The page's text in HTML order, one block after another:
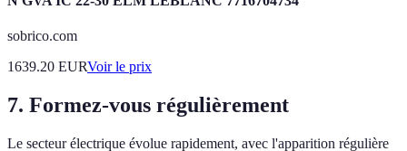
sobrico.com
1639.20 EURVoir le prix
7. Formez-vous régulièrement
Le secteur électrique évolue rapidement, avec l'apparition régulière